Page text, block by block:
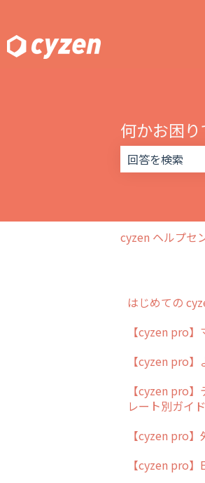
何かお困り
cyzen ヘルプセ
はじめての
cyzen pro
簡易マニュ
cyzen pro
について
用語集
よくある質
【cyzen pro
【cyzen pro
【cyzen pro
レート別ガイド
ポスティン
ラウンダー
【cyzen pro
【cyzen pro